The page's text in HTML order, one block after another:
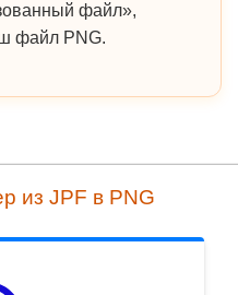
файл»,
файл PNG.
из JPF в PNG